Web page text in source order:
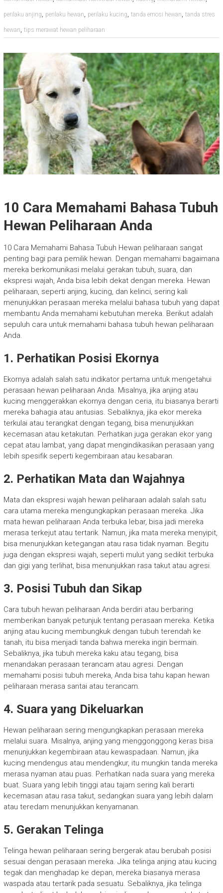
perilaku anjing, perilaku hewan, perilaku kucing, tanda emosi hewan, tanda stres
hewan, tips merawat hewan peliharaan
10 Cara Memahami Bahasa Tubuh
Hewan Peliharaan Anda
10 Cara Memahami Bahasa Tubuh Hewan peliharaan sangat
penting bagi para pemilik hewan. Dengan memahami bagaimana
mereka berkomunikasi melalui gerakan tubuh, suara, dan
ekspresi wajah, Anda bisa lebih dekat dengan mereka. Hewan
peliharaan, seperti anjing, kucing, dan kelinci, sering kali
menunjukkan perasaan mereka melalui bahasa tubuh yang dapat
membantu Anda memahami kebutuhan mereka. Berikut adalah
sepuluh cara untuk memahami bahasa tubuh hewan peliharaan
Anda.
1. Perhatikan Posisi Ekornya
Ekornya adalah salah satu indikator pertama untuk mengetahui
perasaan hewan peliharaan Anda. Misalnya, jika anjing atau
kucing menggerakkan ekornya dengan ceria, itu biasanya berarti
mereka bahagia atau antusias. Sebaliknya, jika ekor mereka
terkulai atau terangkat dengan tegang, bisa menunjukkan
kecemasan atau ketakutan. Perhatikan juga gerakan ekor yang
cepat atau lambat, yang dapat mengindikasikan perasaan yang
lebih spesifik seperti kegembiraan atau kesabaran.
2. Perhatikan Mata dan Wajahnya
Mata dan ekspresi wajah hewan peliharaan adalah salah satu
cara utama mereka mengungkapkan perasaan mereka. Jika
mata hewan peliharaan Anda terbuka lebar, bisa jadi mereka
merasa terkejut atau tertarik. Namun, jika mata mereka menyipit,
bisa menunjukkan ketegangan atau rasa tidak nyaman. Begitu
juga dengan ekspresi wajah, seperti mulut yang sedikit terbuka
dan gigi yang terlihat, bisa menunjukkan rasa takut atau agresi.
3. Posisi Tubuh dan Sikap
Cara tubuh hewan peliharaan Anda berdiri atau berbaring
memberikan banyak petunjuk tentang perasaan mereka. Ketika
anjing atau kucing membungkuk dengan tubuh terendah ke
tanah, itu bisa menjadi tanda bahwa mereka ingin bermain.
Sebaliknya, jika tubuh mereka kaku atau tegang, bisa
menandakan perasaan terancam atau agresi. Dengan
memahami posisi tubuh mereka, Anda bisa tahu kapan hewan
peliharaan merasa santai atau terancam.
4. Suara yang Dikeluarkan
Hewan peliharaan sering mengungkapkan perasaan mereka
melalui suara. Misalnya, anjing yang menggonggong keras bisa
menunjukkan kegembiraan atau kewaspadaan. Namun, jika
kucing mendengus atau mendengkur, itu mungkin tanda mereka
merasa nyaman atau puas. Perhatikan nada suara yang mereka
buat. Suara yang lebih tinggi atau tajam sering kali berarti
kecemasan atau rasa takut, sedangkan suara yang lebih dalam
atau teredam menunjukkan kenyamanan.
5. Gerakan Telinga
Telinga hewan peliharaan sering bergerak atau berubah posisi
sesuai dengan perasaan mereka. Jika telinga anjing atau kucing
tegak dan menghadap ke depan, mereka biasanya merasa
waspada atau tertarik pada sesuatu. Sebaliknya, jika telinga